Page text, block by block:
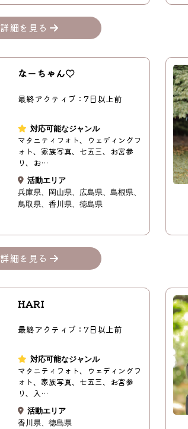
詳細を見る
なーちゃん♡
最終アクティブ：7日以上前
対応可能なジャンル
マタニティフォト、ウェディングフ
ォト、家族写真、七五三、お宮参
り、お…
活動エリア
兵庫県
岡山県 広島県
島根県
鳥取県
香川県 徳島県
詳細を見る
HARI
最終アクティブ：7日以上前
対応可能なジャンル
マタニティフォト、ウェディングフ
ォト、家族写真、七五三、お宮参
り、入…
活動エリア
香川県
徳島県